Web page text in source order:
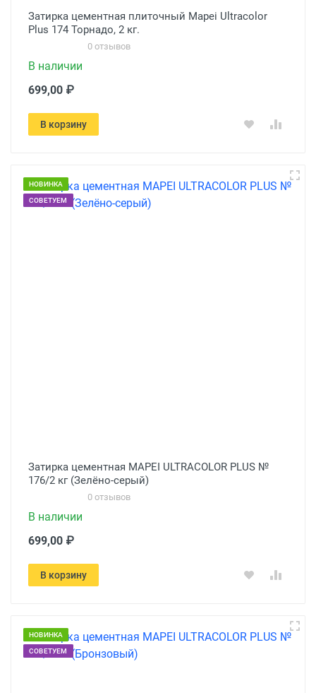
Затирка цементная плиточный Mapei Ultracolor
Plus 174 Торнадо, 2 кг.
0 отзывов
В наличии
699,00 ₽
В корзину
НОВИНКА
СОВЕТУЕМ
Затирка цементная MAPEI ULTRACOLOR PLUS №
176/2 кг (Зелёно-серый)
0 отзывов
В наличии
699,00 ₽
В корзину
НОВИНКА
СОВЕТУЕМ